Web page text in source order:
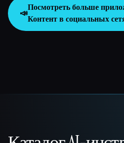
📣
Посмотреть больше
Контент в социальных